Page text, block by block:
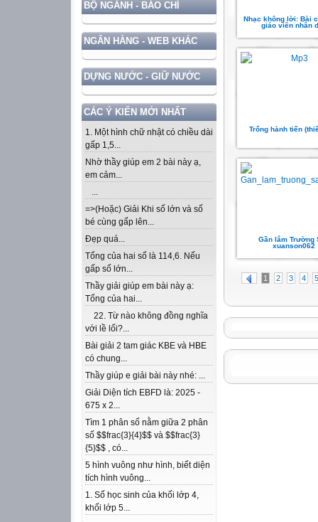
BỘ NGÀNH - BÁO CHÍ
NGÂN HÀNG - WEB KHÁC
DỰNG NƯỚC - GIỮ NƯỚC
CÁC Ý KIẾN MỚI NHẤT
1. Một hình chữ nhật có chiều dài
gấp 1,5...
Nhờ thầy giúp em 2 bài này ạ,
em cảm...
...
=>(Hoặc) Giải Khi số lớn và số
bé cùng gấp lên...
Đẹp quá...
Tổng của hai số là 114,6. Nếu
gấp số lớn...
Thầy giải giúp em bài này ạ:
Tổng của hai...
22. Từ nào không đồng nghĩa
với lề lối?...
Bài giải 2 tam giác KBE và HBE
có chung...
Thầy giúp e giải bài này nhé: ...
Giải Diện tích EBFD là: 2025 -
675 x 2...
Tìm 1 phân số nằm giữa 2 phân
số $$frac{3}{4}$$ và $$frac{3}
{5}$$ , có...
5 hình vuông như hình, biết diện
tích hình vuông...
1. Số học sinh của khối lớp 4,
khối lớp 5...
Nhạc không lời: Bài
giáo viên nhân
Trống hành tiến
Gần lắm Trường
xuanson062
1 2 3 4 5